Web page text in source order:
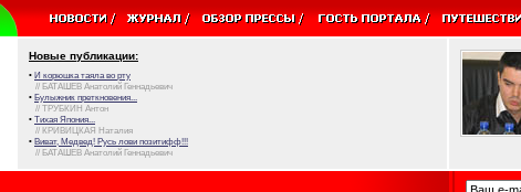
Новые публикации:
• И корюшка таяла во рту
// БАТАШЕВ Анатолий Геннадьевич
• Булыжник преткновения...
// ТРУБКИН Антон
• Тихая Япония...
// КРИВИЦКАЯ Наталия
• Виват, Медвед! Русь лови позитифф!!!
// БАТАШЕВ Анатолий Геннадьевич